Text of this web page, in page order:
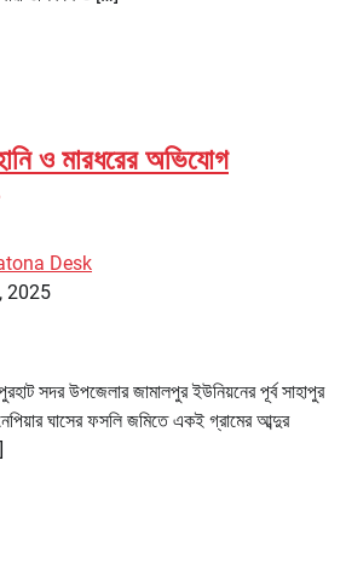
ও মারধরের অভিযোগ
Desk
2025
সদর উপজেলার জামালপুর ইউনিয়নের পূর্ব সাহাপুর
ঘাসের ফসলি জমিতে একই গ্রামের আব্দুর